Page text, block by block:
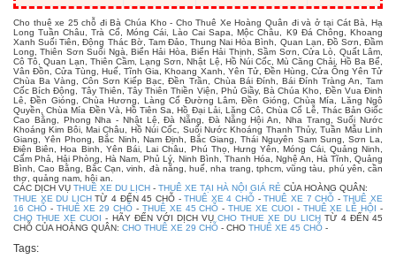
Cho thuê xe 25 chỗ đi Bà Chúa Kho - Cho Thuê Xe Hoàng Quân đi và ở tại Cát Bà, Hạ
Long Tuần Châu, Trà Cổ, Móng Cái, Lào Cai Sapa, Mộc Châu, K9 Đá Chông, Khoang
Xanh Suối Tiên, Động Thác Bờ, Tam Đảo, Thung Nai Hòa Bình, Quan Lạn, Đồ Sơn, Đầm
Long, Thiên Sơn Suối Ngà, Biển Hải Hòa, Biển Hải Thịnh, Sầm Sơn, Cửa Lò, Quất Lâm,
Cô Tô, Quan Lạn, Thiên Cầm, Lạng Sơn, Nhật Lệ, Hồ Núi Cốc, Mù Căng Chải, Hồ Ba Bể,
Vân Đồn, Cửa Tùng, Huế, Tĩnh Gia, Khoang Xanh, Yên Tử, Đền Hùng, Cửa Ông Yên Tử
Chùa Ba Vàng, Côn Sơn Kiếp Bạc, Đền Trần, Chùa Bái Đính, Bái Đính Tràng An, Tam
Cốc Bích Động, Tây Thiên, Tây Thiên Thiền Viện, Phủ Giầy, Bà Chúa Kho, Đền Vua Đinh
Lê, Đền Gióng, Chùa Hương, Làng Cổ Đường Lâm, Đền Gióng, Chùa Mía, Lăng Ngô
Quyền, Chùa Mía Đền Và, Hồ Tiên Sa, Hồ Đại Lải, Lăng Cô, Chùa Cổ Lễ, Thác Bản Giốc
Cao Bằng, Phong Nha - Nhật Lệ, Đà Nẵng, Đà Nẵng Hội An, Nha Trang, Suối Nước
Khoáng Kim Bôi, Mai Châu, Hồ Núi Cốc, Suối Nước Khoáng Thanh Thủy, Tuần Mẫu Linh
Giang, Yên Phong, Bắc Ninh, Nam Định, Bắc Giang, Thái Nguyên Sam Sung, Sơn La,
Điện Biên, Hoa Binh, Yên Bái, Lai Châu, Phú Thọ, Hưng Yên, Móng Cái, Quảng Ninh,
Cẩm Phả, Hải Phòng, Hà Nam, Phủ Lý, Ninh Bình, Thanh Hóa, Nghệ An, Hà Tĩnh, Quảng
Bình, Cao Bằng, Bắc Cạn, vinh, đà nẵng, huế, nha trang, tphcm, vũng tàu, phú yên, cần
thơ, quảng nam, hội an.
CÁC DỊCH VỤ THUÊ XE DU LỊCH - THUÊ XE TẠI HÀ NỘI GIÁ RẺ CỦA HOÀNG QUÂN:
THUE XE DU LICHTỪ 4 ĐẾN 45 CHỖ -THUÊ XE 4 CHỖ -THUÊ XE 7 CHỖ -THUÊ XE
16 CHỖ- THUÊ XE 29 CHỖ - THUÊ XE 45 CHỖ -THUE XE CUOI - THUÊ XE LỄ HỘI -
CHO THUE XE CUOI - HÃY ĐẾN VỚI DỊCH VỤCHO THUE XE DU LICHTỪ 4 ĐẾN 45
CHỖ CỦA HOÀNG QUÂN: CHO THUÊ XE 29 CHỖ - CHO THUÊ XE 45 CHỖ -
Tags: